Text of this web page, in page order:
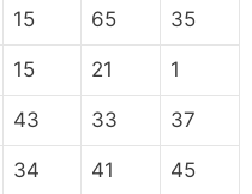
15 65 35
15 21 1
43 33 37
34 41 45